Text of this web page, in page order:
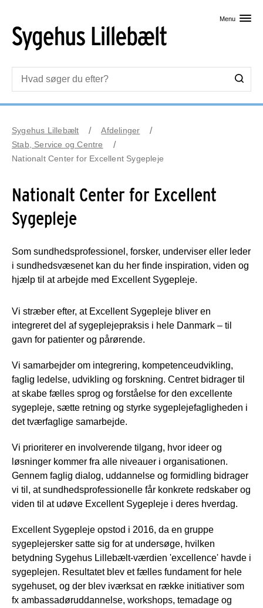
Menu
Sygehus Lillebælt
Afdelinger
Stab, Service og Centre
Nationalt Center for Excellent Sygepleje
Nationalt Center for Excellent
Sygepleje
Som sundhedsprofessionel, forsker, underviser eller leder
i sundhedsvæsenet kan du her finde inspiration, viden og
hjælp til at arbejde med Excellent Sygepleje.
Vi stræber efter, at Excellent Sygepleje bliver en
integreret del af sygeplejepraksis i hele Danmark – til
gavn for patienter og pårørende.
Vi samarbejder om integrering, kompetenceudvikling,
faglig ledelse, udvikling og forskning. Centret bidrager til
at skabe fælles sprog og forståelse for den excellente
sygepleje, sætte retning og styrke sygeplejefagligheden i
det tværfaglige samarbejde.
Vi prioriterer en involverende tilgang, hvor ideer og
løsninger kommer fra alle niveauer i organisationen.
Gennem faglig dialog, uddannelse og formidling bidrager
vi til, at sundhedsprofessionelle får konkrete redskaber og
viden til at udøve Excellent Sygepleje i deres hverdag.
Excellent Sygepleje opstod i 2016, da en gruppe
sygeplejersker satte sig for at undersøge, hvilken
betydning Sygehus Lillebælt-værdien 'excellence' havde i
sygeplejen. Resultatet blev et fælles fundament for hele
sygehuset, og der blev iværksat en række initiativer som
fx ambassadøruddannelse, workshops, temadage og